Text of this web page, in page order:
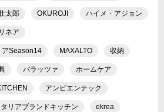
太郎 OKUROJI ハイメ・アジョン
ネア
アSeason14 MAXALTO 収納
バラッツァ ホームケア
アンビエンテック
リアブランドキッチン ekrea